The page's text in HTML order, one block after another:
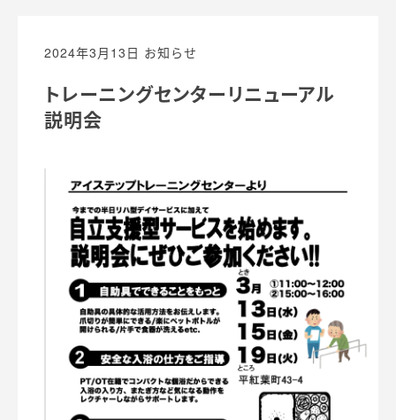
2024年3月13日 お知らせ
トレーニングセンターリニューアル
説明会